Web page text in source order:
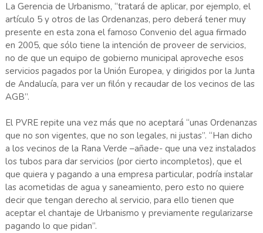
La Gerencia de Urbanismo, “tratará de aplicar, por ejemplo, el
artículo 5 y otros de las Ordenanzas, pero deberá tener muy
presente en esta zona el famoso Convenio del agua firmado
en 2005, que sólo tiene la intención de proveer de servicios,
no de que un equipo de gobierno municipal aproveche esos
servicios pagados por la Unión Europea, y dirigidos por la Junta
de Andalucía, para ver un filón y recaudar de los vecinos de las
AGB”.
El PVRE repite una vez más que no aceptará “unas Ordenanzas
que no son vigentes, que no son legales, ni justas”. “Han dicho
a los vecinos de la Rana Verde –añade- que una vez instalados
los tubos para dar servicios (por cierto incompletos), que el
que quiera y pagando a una empresa particular, podría instalar
las acometidas de agua y saneamiento, pero esto no quiere
decir que tengan derecho al servicio, para ello tienen que
aceptar el chantaje de Urbanismo y previamente regularizarse
pagando lo que pidan”.